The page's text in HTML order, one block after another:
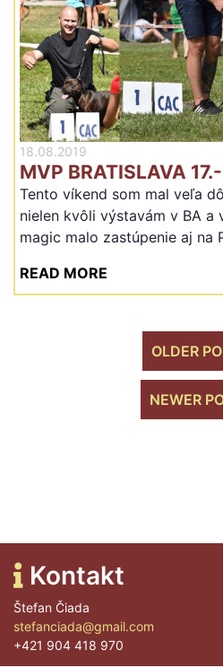
18.08.2019
MVP BRATISLAVA
Tento víkend som mal veľa
nielen kvôli výstavám v BA a
magic malo zastúpenie aj na
READ MORE
OLDER
NEWER
Kontakt
Štefan Čiada
stefanciada@gmail.com
+421 904 418 970